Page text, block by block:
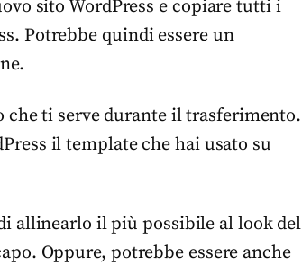
sito WordPress e copiare tutti i
Potrebbe quindi essere un
ti serve durante il trasferimento.
il template che hai usato su
allinearlo il più possibile al look del
Oppure, potrebbe essere anche